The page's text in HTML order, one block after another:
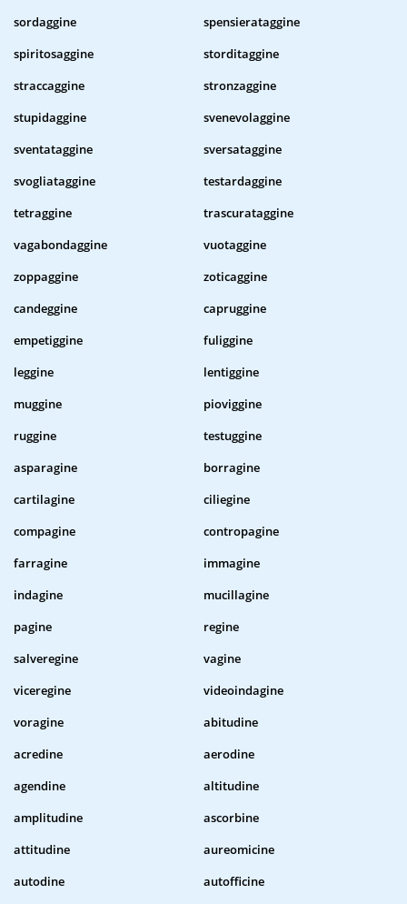
sordaggine
spensierataggine
spiritosaggine
storditaggine
straccaggine
stronzaggine
stupidaggine
svenevolaggine
sventataggine
sversataggine
svogliataggine
testardaggine
tetraggine
trascurataggine
vagabondaggine
vuotaggine
zoppaggine
zoticaggine
candeggine
capruggine
empetiggine
fuliggine
leggine
lentiggine
muggine
pioviggine
ruggine
testuggine
asparagine
borragine
cartilagine
ciliegine
compagine
contropagine
farragine
immagine
indagine
mucillagine
pagine
regine
salveregine
vagine
viceregine
videoindagine
voragine
abitudine
acredine
aerodine
agendine
altitudine
amplitudine
ascorbine
attitudine
aureomicine
autodine
autofficine